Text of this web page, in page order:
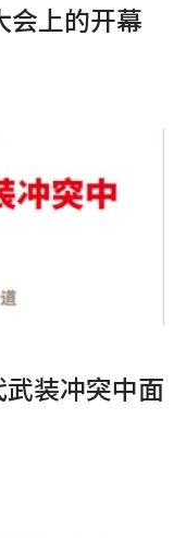
会上的开幕
武装冲突中面